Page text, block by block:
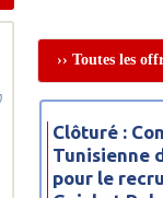
›› Toutes les
Clôturé :
Tunisienne
pour le